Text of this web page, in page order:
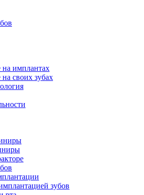
на имплантах
своих зубах
зубов